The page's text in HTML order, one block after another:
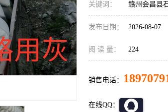
关键词： 赣州会昌县
发布日期： 2026-08-07
阅 读 量： 224
销售电话：
在线QQ：